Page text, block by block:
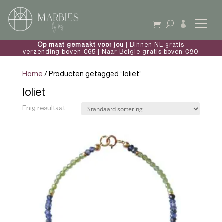

Op maat gemaakt voor jou | Binnen NL gratis
verzending boven €65 | Naar België gratis boven €80
Home / Producten getagged “Ioliet”
Ioliet
Enig resultaat